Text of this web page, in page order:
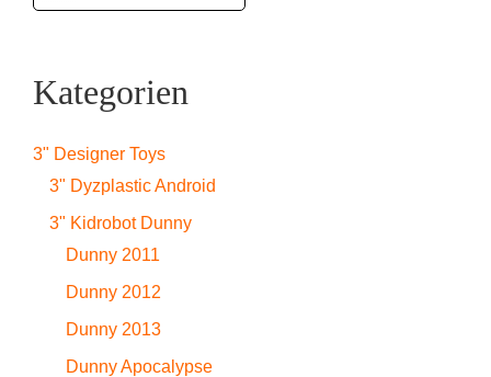
Kategorien
3" Designer Toys
3" Dyzplastic Android
3" Kidrobot Dunny
Dunny 2011
Dunny 2012
Dunny 2013
Dunny Apocalypse